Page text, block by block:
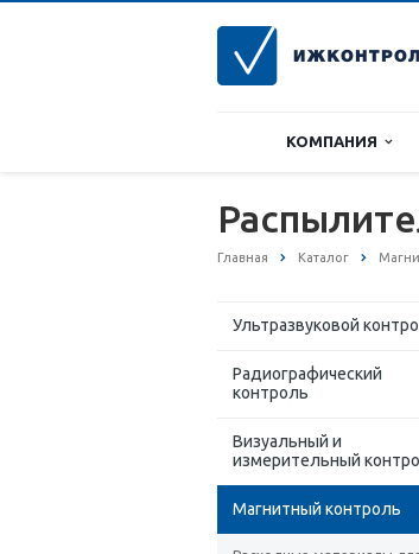
КОМПАНИЯ
Главная Каталог
Ультразвуковой
Радиографический
контроль
Визуальный и
измерительный
Магнитный контроль